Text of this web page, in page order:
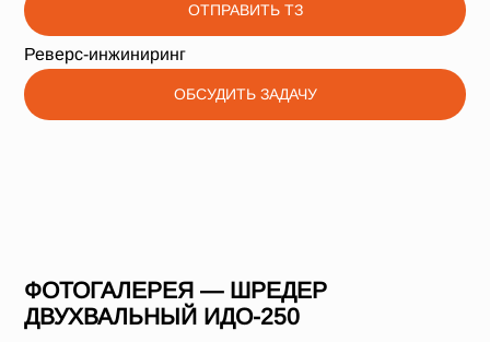
ОТПРАВИТЬ ТЗ
Реверс-инжиниринг
ОБСУДИТЬ ЗАДАЧУ
ФОТОГАЛЕРЕЯ — ШРЕДЕР
ДВУХВАЛЬНЫЙ ИДО-250